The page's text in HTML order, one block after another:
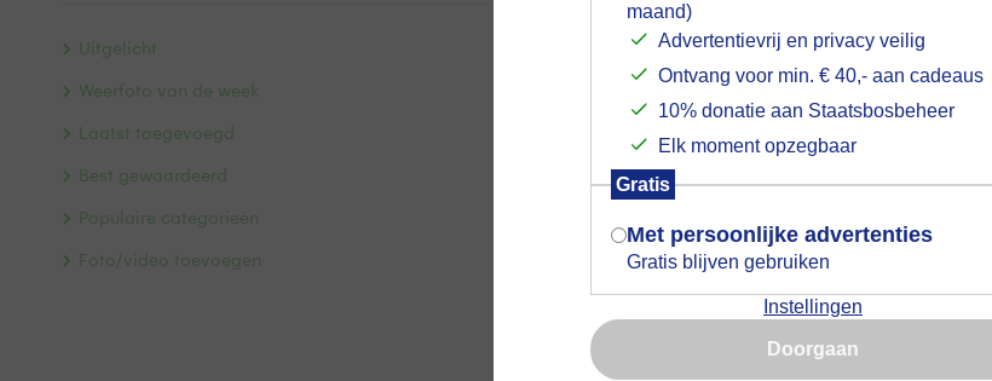
maand)
Advertentievrij en privacy veilig
Ontvang voor min. € 40,- aan cadeaus
10% donatie aan Staatsbosbeheer
Elk moment opzegbaar
Gratis
Met persoonlijke advertenties
Gratis blijven gebruiken
Instellingen
Doorgaan
wolkenluchten ( Vijlen )
Uitgelicht
Weerfoto van de week
Laatst toegevoegd
Best gewaardeerd
Populaire categorieën
Foto/video toevoegen
Mogen we je locatie gebruiken voor
het weer?
Indien je hier nog geen akkoord op hebt
gegeven, verschijnt er zo een pop-up uit
je browser waarin deze toestemming
gevraagd wordt.
Is goed, toon de popup
Nu niet, misschien later